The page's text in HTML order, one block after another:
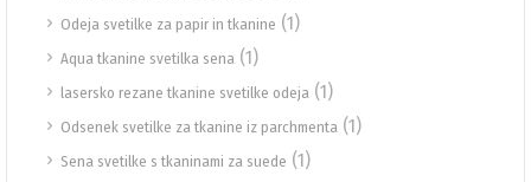
Odeja svetilke za papir in tkanine (1)
Aqua tkanine svetilka sena (1)
lasersko rezane tkanine svetilke odeja (1)
Odsenek svetilke za tkanine iz parchmenta (1)
Sena svetilke s tkaninami za suede (1)